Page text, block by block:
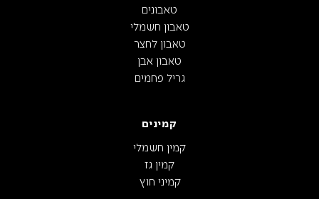
טאבונים
טאבון חשמלי
טאבון לחצר
טאבון אבן
גריל פחמים
קמינים
קמין חשמלי
קמין גז
קמיני חוץ